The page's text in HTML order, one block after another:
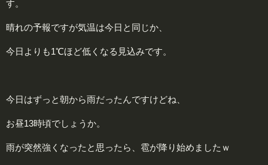
す。
晴れの予報ですが気温は今日と同じか、
今日よりも1℃ほど低くなる見込みです。
今日はずっと朝から雨だったんですけどね、
お昼13時頃でしょうか。
雨が突然強くなったと思ったら、雹が降り始めましたｗ